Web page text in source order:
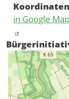
Koordinaten
in Google